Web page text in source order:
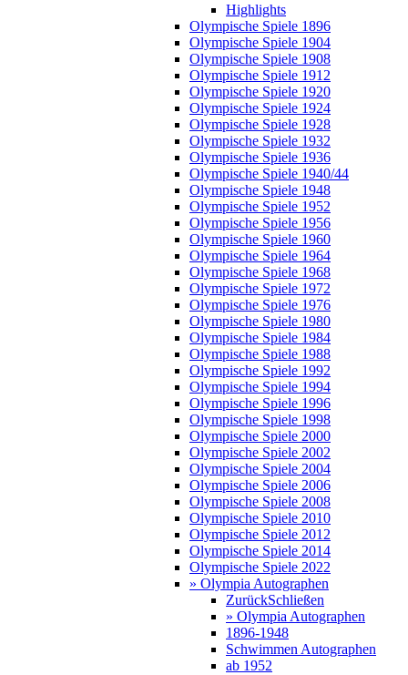
Highlights
Olympische Spiele 1896
Olympische Spiele 1904
Olympische Spiele 1908
Olympische Spiele 1912
Olympische Spiele 1920
Olympische Spiele 1924
Olympische Spiele 1928
Olympische Spiele 1932
Olympische Spiele 1936
Olympische Spiele 1940/44
Olympische Spiele 1948
Olympische Spiele 1952
Olympische Spiele 1956
Olympische Spiele 1960
Olympische Spiele 1964
Olympische Spiele 1968
Olympische Spiele 1972
Olympische Spiele 1976
Olympische Spiele 1980
Olympische Spiele 1984
Olympische Spiele 1988
Olympische Spiele 1992
Olympische Spiele 1994
Olympische Spiele 1996
Olympische Spiele 1998
Olympische Spiele 2000
Olympische Spiele 2002
Olympische Spiele 2004
Olympische Spiele 2006
Olympische Spiele 2008
Olympische Spiele 2010
Olympische Spiele 2012
Olympische Spiele 2014
Olympische Spiele 2022
» Olympia Autographen
ZurückSchließen
» Olympia Autographen
1896-1948
Schwimmen Autographen
ab 1952